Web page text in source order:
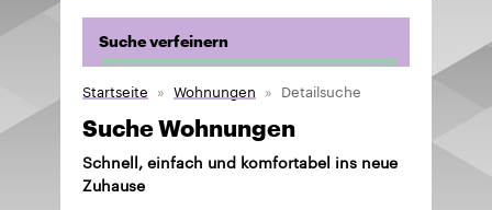
Suche verfeinern
Startseite Wohnungen Detailsuche
Suche Wohnungen
Schnell, einfach und komfortabel ins neue
Zuhause